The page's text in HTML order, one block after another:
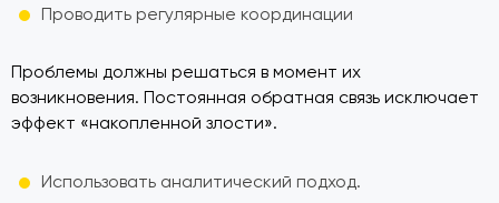
Проводить регулярные координации
Проблемы должны решаться в момент их
возникновения. Постоянная обратная связь исключает
эффект «накопленной злости».
Использовать аналитический подход.